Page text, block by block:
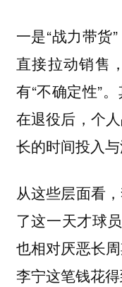
一是“战力带货
直接拉动销售
有“不确定性”
在退役后，个
长的时间投入与
从这些层面看
了这一天才球
也相对厌恶长周
李宁这笔钱花